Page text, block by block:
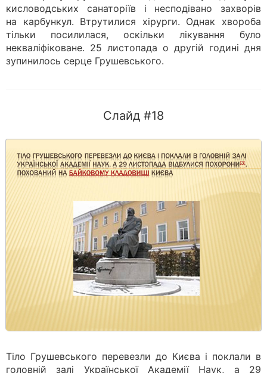
кисловодських санаторіїв і несподівано захворів
на карбункул. Втрутилися хірурги. Однак хвороба
тільки посилилася, оскільки лікування було
некваліфіковане. 25 листопада о другій годині дня
зупинилось серце Грушевського.
Слайд #18
Тіло Грушевського перевезли до Києва і поклали в
головній залі Української Академії Наук, а 29